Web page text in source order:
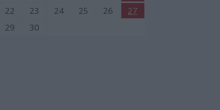
22
23 24 25 26
27
29
30